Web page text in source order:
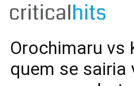
Orochimaru vs
quem se sairia